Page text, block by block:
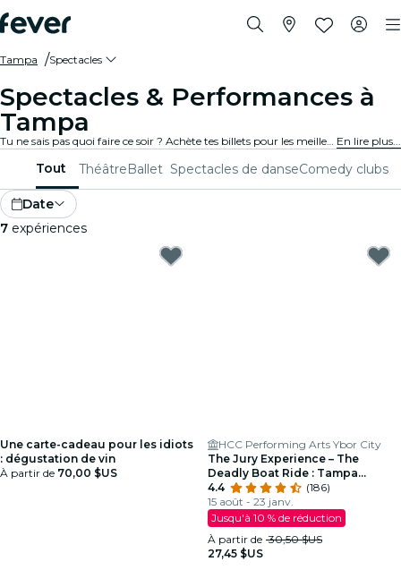
Tampa Spectacles
Spectacles & Performances à
Tampa
Tu ne sais pas quoi faire ce soir ? Achète tes billets pour les meilleurs spectacles en direct à Tampa : théâtre, stand-up, comédies musicales, magie et bien plus. En lire plus...
Tout ThéâtreBallet Spectacles de danseComedy clubs
Date
7 expériences
Une carte-cadeau pour les idiots
: dégustation de vin
À partir de 70,00 $US
HCC Performing Arts Ybor City
The Jury Experience – The
Deadly Boat Ride : Tampa
rendra-t-il justice ?
4.4
(186)
15 août - 23 janv.
Jusqu'à 10 % de réduction
À partir de 30,50 $US
27,45 $US